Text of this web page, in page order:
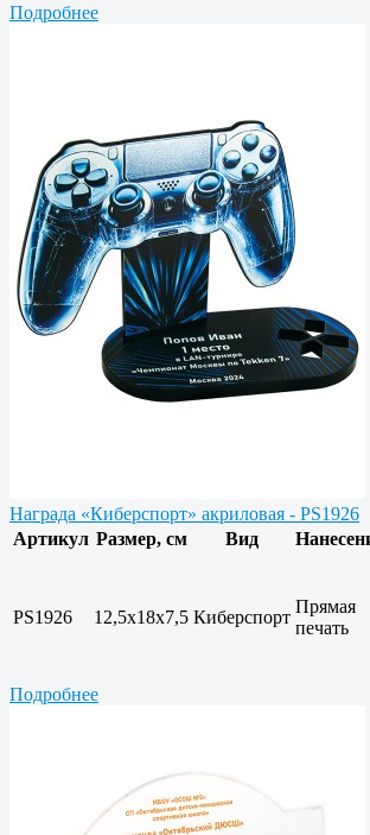
Подробнее
Награда «Киберспорт» акриловая - PS1926
Артикул Размер, см Вид
PS1926 12,5х18х7,5 Киберспорт
Прямая
печать
Подробнее